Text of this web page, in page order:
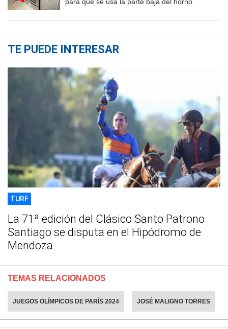
TE PUEDE INTERESAR
TURF
La 71ª edición del Clásico Santo Patrono
Santiago se disputa en el Hipódromo de
Mendoza
TEMAS RELACIONADOS
JUEGOS OLÍMPICOS DE PARÍS 2024 JOSÉ MALIGNO TORRES